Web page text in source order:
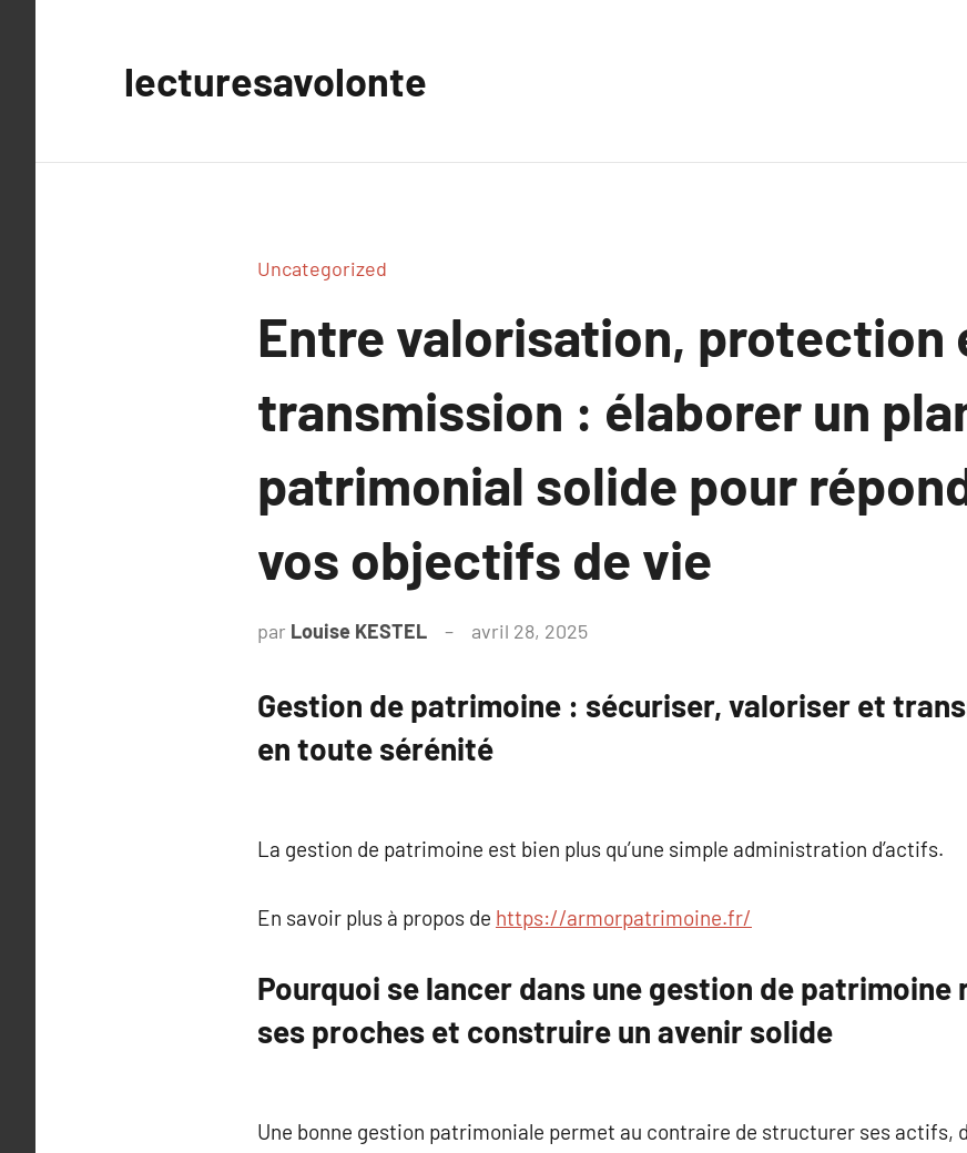
lecturesavolonte
Uncategorized
Entre valorisation, protection
transmission : élaborer un
patrimonial solide pour
vos objectifs de vie
par Louise KESTEL avril 28, 2025
Gestion de patrimoine : sécuriser, valoriser et
en toute sérénité
La gestion de patrimoine est bien plus qu’une simple administration d’actifs.
En savoir plus à propos de https://armorpatrimoine.fr/
Pourquoi se lancer dans une gestion de
ses proches et construire un avenir solide
Une bonne gestion patrimoniale permet au contraire de structurer ses actifs,